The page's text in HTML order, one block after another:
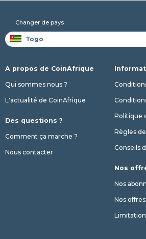
Changer de pays
A propos de CoinAfrique
Qui sommes nous ?
L'actualité de CoinAfrique
Des questions ?
Comment ça marche ?
Nous contacter
Politique
Règles
Conseils
Nos
Nos
Nos